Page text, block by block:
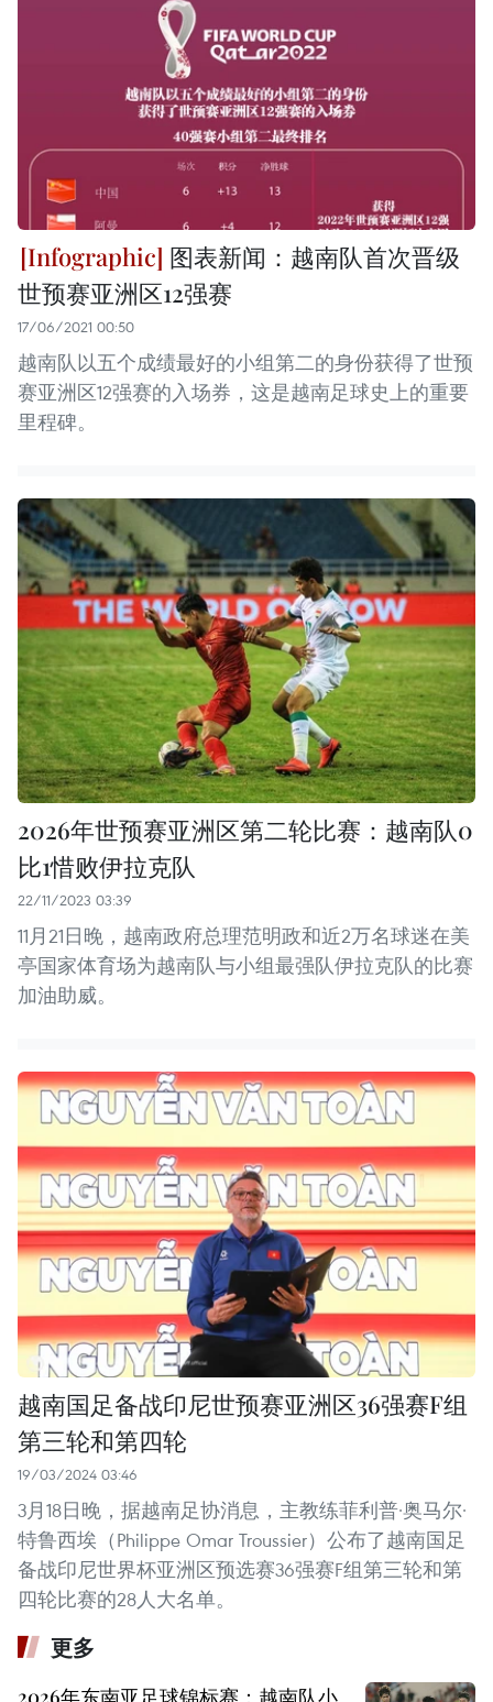
图表新闻：越南队首次晋级
世预赛亚洲区12强赛
17/06/2021 00:50
越南队以五个成绩最好的小组第二的身份获得了世预
赛亚洲区12强赛的入场券，这是越南足球史上的重要
里程碑。
2026年世预赛亚洲区第二轮比赛：越南队0
比1惜败伊拉克队
22/11/2023 03:39
11月21日晚，越南政府总理范明政和近2万名球迷在美
亭国家体育场为越南队与小组最强队伊拉克队的比赛
加油助威。
越南国足备战印尼世预赛亚洲区36强赛F组
第三轮和第四轮
19/03/2024 03:46
3月18日晚，据越南足协消息，主教练菲利普·奥马尔·
特鲁西埃（Philippe Omar Troussier）公布了越南国足
备战印尼世界杯亚洲区预选赛36强赛F组第三轮和第
四轮比赛的28人大名单。
更多
2026年东南亚足球锦标赛：越南队小